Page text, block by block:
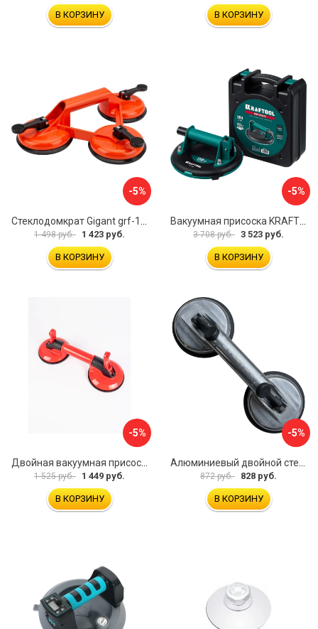
В КОРЗИНУ В КОРЗИНУ
-5%
1 498 руб. 1 423 руб.
В КОРЗИНУ
-5%
3 708 руб. 3 523 руб.
В КОРЗИНУ
-5%
Двойная вакуумная присоска ARMA P620
1 525 руб. 1 449 руб.
В КОРЗИНУ
-5%
Алюминиевый двойной стеклодомкрат УправДом 4100002750
872 руб. 828 руб.
В КОРЗИНУ